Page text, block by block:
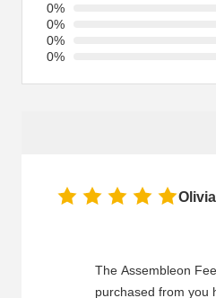
0%
0%
0%
0%
The Assembleon
purchased from you